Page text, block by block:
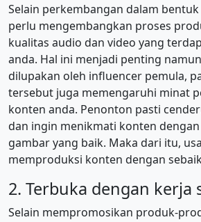
Selain perkembangan dalam
perlu mengembangkan proses
kualitas audio dan video yang
anda. Hal ini menjadi penting
dilupakan oleh influencer pemula,
tersebut juga memengaruhi minat
konten anda. Penonton pasti
dan ingin menikmati konten
gambar yang baik. Maka dari itu,
memproduksi konten dengan
2. Terbuka dengan kerja
Selain mempromosikan produk-